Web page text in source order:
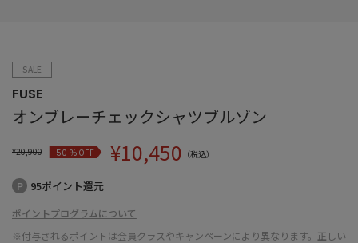
SALE
FUSE
オンブレーチェックシャツブルゾン
¥20,900 50% OFF ¥10,450 （税込）
95ポイント還元
ポイントプログラムについて
※付与されるポイントは会員クラスやキャンペーンにより異なります。正しい